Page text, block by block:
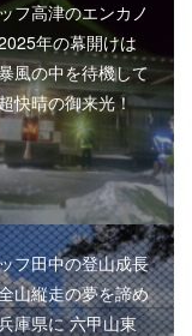
フ高津のエンカノ
年の幕開けは
風の中を待機して
快晴の御来光！
フ田中の登山成長
山縦走の夢を諦め
庫県に 六甲山東